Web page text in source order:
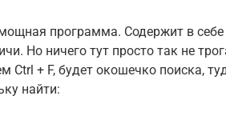
программа. Содержит в себе
Но ничего тут просто так не
Ctrl + F, будет окошечко поиска,
найти: